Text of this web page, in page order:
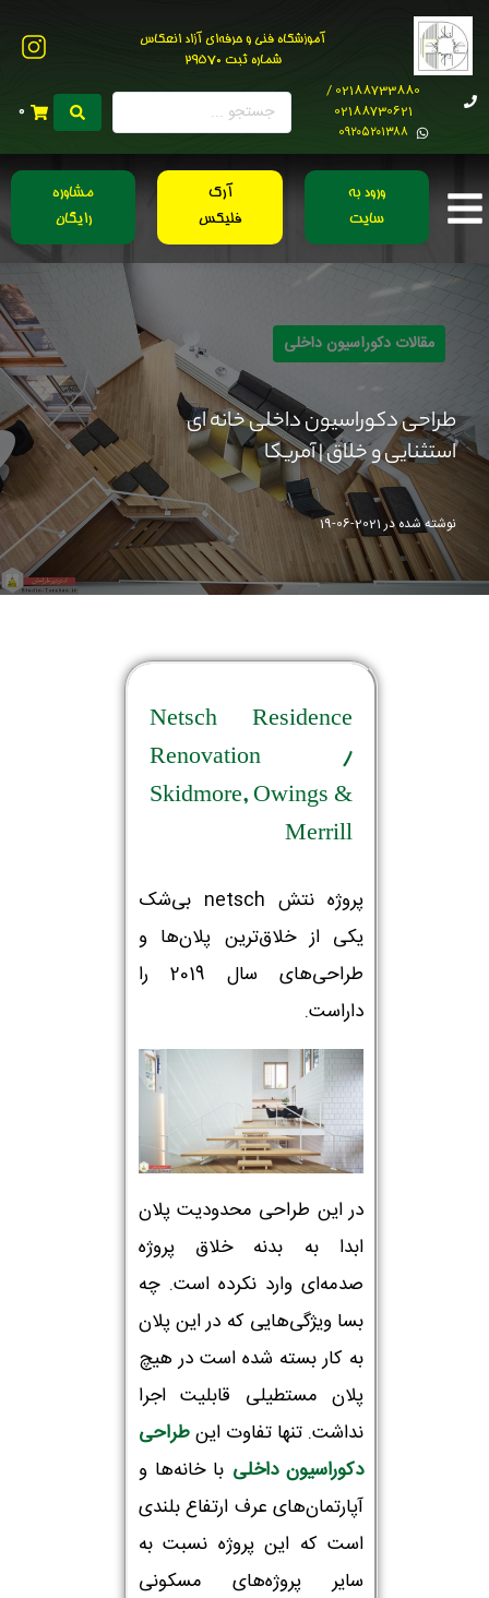
آموزشگاه فنی و حرفه‌ای آزاد انعکاس
شماره ثبت 29570
02188733880 /
02188730621
0۹۲۰۵۲۰۱۳۸۸
0
ورود به
سایت
آرک
فلیکس
مشاوره
رایگان
مقالات دکوراسیون داخلی
طراحی دکوراسیون داخلی خانه ای
استثنایی و خلاق | آمریکا
نوشته شده در2021-06-19
Netsch Residence
Renovation /
Skidmore, Owings &
Merrill
پروژه نتش netsch بی‌شک
یکی از خلاق‌ترین پلان‌ها و
طراحی‌های سال 2019 را
داراست.
در این طراحی محدودیت پلان
ابدا به بدنه خلاق پروژه
صدمه‌ای وارد نکرده است. چه
بسا ویژگی‌هایی که در این پلان
به کار بسته شده است در هیچ
پلان مستطیلی قابلیت اجرا
نداشت. تنها تفاوت اینطراحی
دکوراسیون داخلی با خانه‌ها و
آپارتمان‌های عرف ارتفاع بلندی
است که این پروژه نسبت به
سایر پروژه‌های مسکونی